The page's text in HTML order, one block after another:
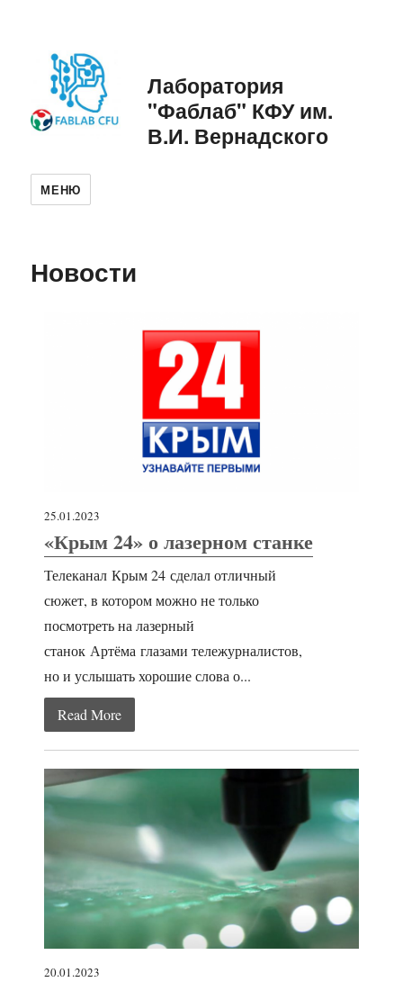
Лаборатория
"Фаблаб" КФУ им.
В.И. Вернадского
МЕНЮ
Новости
25.01.2023
«Крым 24» о лазерном станке
Телеканал Крым 24 сделал отличный
сюжет, в котором можно не только
посмотреть на лазерный
станок Артёма глазами тележурналистов,
но и услышать хорошие слова о...
Read More
20.01.2023